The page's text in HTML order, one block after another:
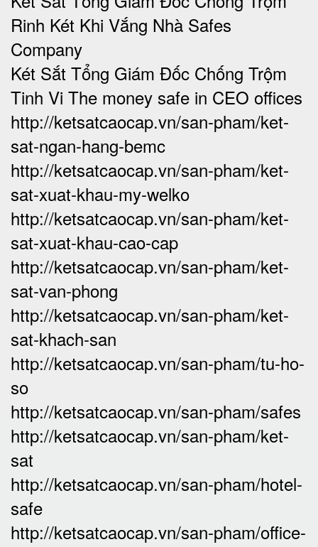
Rinh Két Khi Vắng Nhà Safes
Company
Két Sắt Tổng Giám Đốc Chống Trộm
Tinh Vi The money safe in CEO offices
http://ketsatcaocap.vn/san-pham/ket-
sat-ngan-hang-bemc
http://ketsatcaocap.vn/san-pham/ket-
sat-xuat-khau-my-welko
http://ketsatcaocap.vn/san-pham/ket-
sat-xuat-khau-cao-cap
http://ketsatcaocap.vn/san-pham/ket-
sat-van-phong
http://ketsatcaocap.vn/san-pham/ket-
sat-khach-san
http://ketsatcaocap.vn/san-pham/tu-ho-
so
http://ketsatcaocap.vn/san-pham/safes
http://ketsatcaocap.vn/san-pham/ket-
sat
http://ketsatcaocap.vn/san-pham/hotel-
safe
http://ketsatcaocap.vn/san-pham/office-